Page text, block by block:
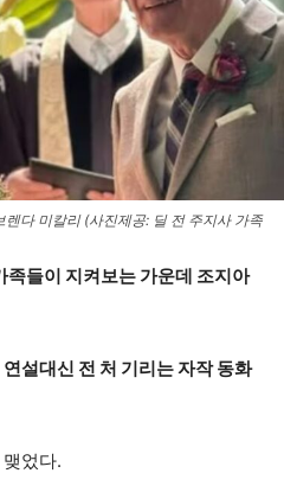
다 미칼리 (사진제공: 딜 전 주지사 가족
들이 지켜보는 가운데 조지아
설대신 전 처 기리는 자작 동화
었다.